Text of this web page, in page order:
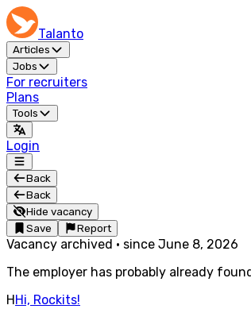
Talanto
Articles
Jobs
For recruiters
Plans
Tools
Login
Back
Back
Hide vacancy
Save
Report
Vacancy archived · since June 8, 2026
The employer has probably already
HHi, Rockits!